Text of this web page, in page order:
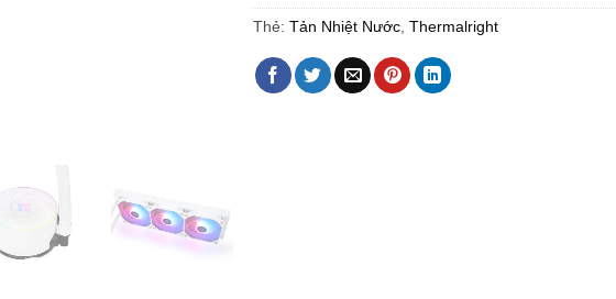
Thẻ:Tản Nhiệt Nước ,Thermalright